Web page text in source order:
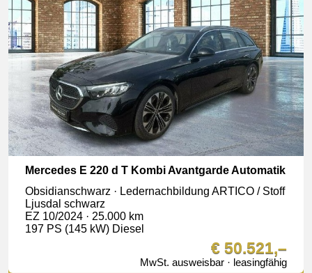
Mercedes E 220 d T Kombi Avantgarde Automatik
Obsidianschwarz · Ledernachbildung ARTICO / Stoff
Ljusdal schwarz
EZ 10/2024 · 25.000 km
197 PS (145 kW) Diesel
€ 50.521,–
MwSt. ausweisbar · leasingfähig